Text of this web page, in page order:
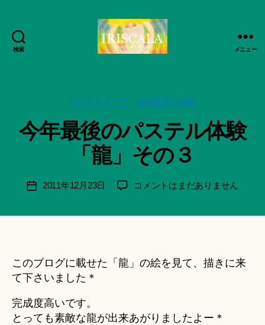
検索
日
活
動
記
録・
品
IRISCALA
メニュー
カ
ゴ
リ
ー
パステルアート お絵描きの記録
今年最後のパステル体験
「龍」その３
投
:
智
日
月
＊
a
ts
u
投
2011年12月23日
今
ス
験
コメントはまだありません
このブログに載せた「龍」の絵を見て、描きに来
て下さいました＊
完成度高いです。
とっても素敵な龍が出来あがりましたよー＊